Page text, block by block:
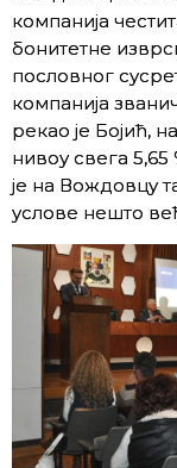
компанија
бонитетне
пословног
компанија
рекао је Бојић,
нивоу свега
је на Вождовцу
услове нешто